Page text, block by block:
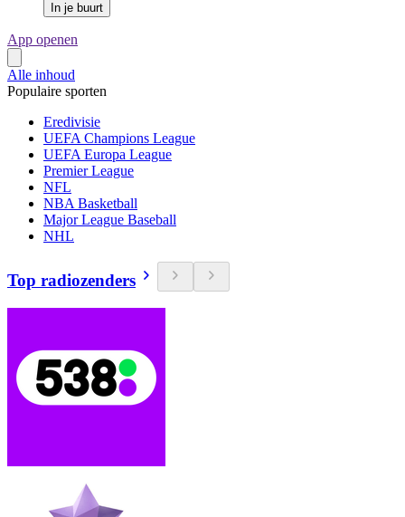
In je buurt
App openen
Alle inhoud
Populaire sporten
Eredivisie
UEFA Champions League
UEFA Europa League
Premier League
NFL
NBA Basketball
Major League Baseball
NHL
Top radiozenders